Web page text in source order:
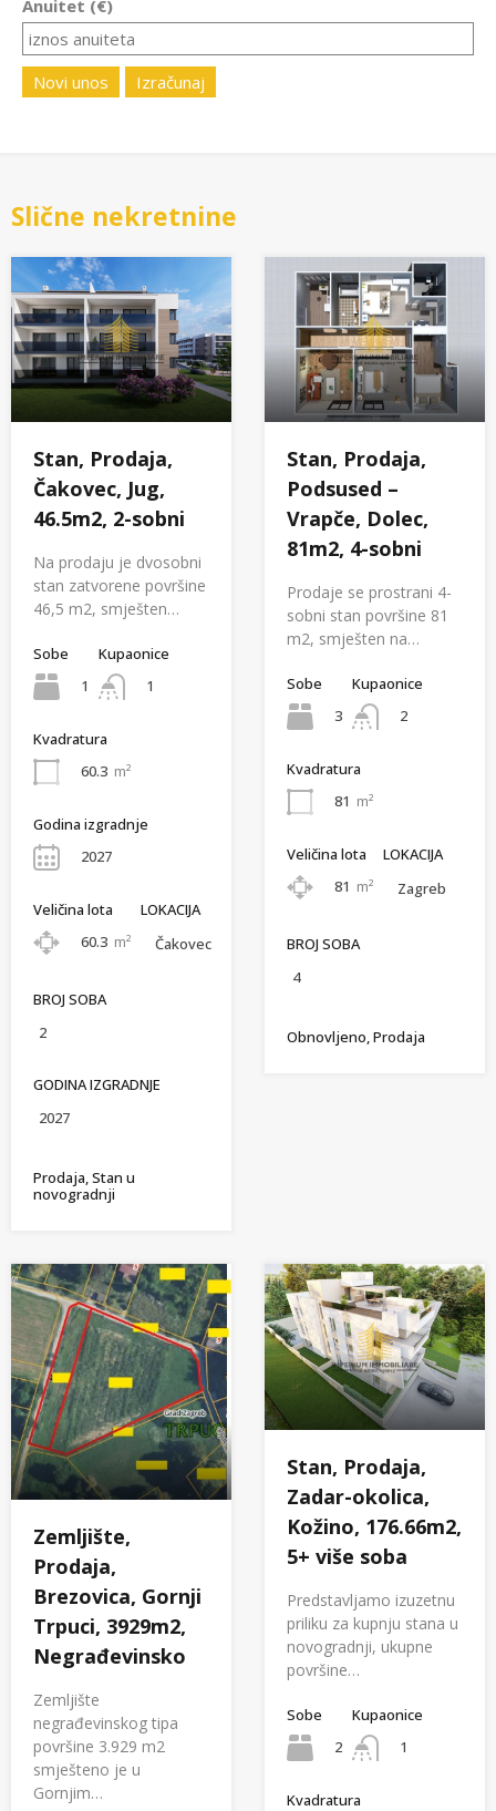
Anuitet (€)
Novi unos Izračunaj
Slične nekretnine
Stan, Prodaja,
Čakovec, Jug,
46.5m2, 2-sobni
Na prodaju je dvosobni
stan zatvorene površine
46,5 m2, smješten…
Sobe
1
Kupaonice
1
Kvadratura
60.3 m²
Godina izgradnje
2027
Veličina lota
60.3 m²
LOKACIJA
Čakovec
BROJ SOBA
2
GODINA IZGRADNJE
2027
Prodaja, Stan u
novogradnji
Stan, Prodaja,
Podsused –
Vrapče, Dolec,
81m2, 4-sobni
Prodaje se prostrani 4-
sobni stan površine 81
m2, smješten na…
Sobe
3
Kupaonice
2
Kvadratura
81 m²
Veličina lota
81 m²
LOKACIJA
Zagreb
BROJ SOBA
4
Obnovljeno, Prodaja
Zemljište,
Prodaja,
Brezovica, Gornji
Trpuci, 3929m2,
Negrađevinsko
Zemljište
negrađevinskog tipa
površine 3.929 m2
smješteno je u
Gornjim…
Stan, Prodaja,
Zadar-okolica,
Kožino, 176.66m2,
5+ više soba
Predstavljamo izuzetnu
priliku za kupnju stana u
novogradnji, ukupne
površine…
Sobe
2
Kupaonice
1
Kvadratura